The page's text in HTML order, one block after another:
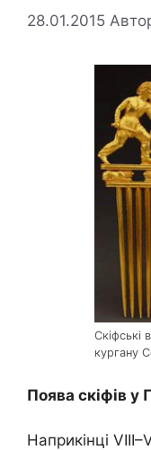
28.01.2015
Скіфські
кургану
Поява скіфів у
Наприкінці